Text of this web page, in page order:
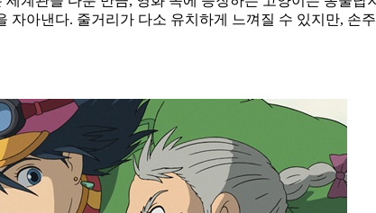
아낸다. 줄거리가 다소 유치하게 느껴질 수 있지만, 손